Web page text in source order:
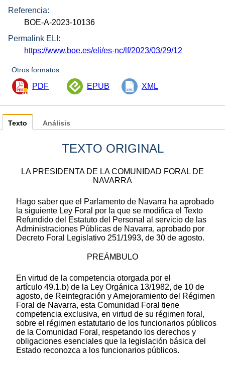
Referencia:
BOE-A-2023-10136
Permalink ELI:
https://www.boe.es/eli/es-nc/lf/2023/03/29/12
Otros formatos:
PDF EPUB XML
Texto
TEXTO ORIGINAL
LA PRESIDENTA DE LA COMUNIDAD FORAL DE
NAVARRA
Hago saber que el Parlamento de Navarra ha aprobado
la siguiente Ley Foral por la que se modifica el Texto
Refundido del Estatuto del Personal al servicio de las
Administraciones Públicas de Navarra, aprobado por
Decreto Foral Legislativo 251/1993, de 30 de agosto.
PREÁMBULO
En virtud de la competencia otorgada por el
artículo 49.1.b) de la Ley Orgánica 13/1982, de 10 de
agosto, de Reintegración y Amejoramiento del Régimen
Foral de Navarra, esta Comunidad Foral tiene
competencia exclusiva, en virtud de su régimen foral,
sobre el régimen estatutario de los funcionarios públicos
de la Comunidad Foral, respetando los derechos y
obligaciones esenciales que la legislación básica del
Estado reconozca a los funcionarios públicos.
Análisis